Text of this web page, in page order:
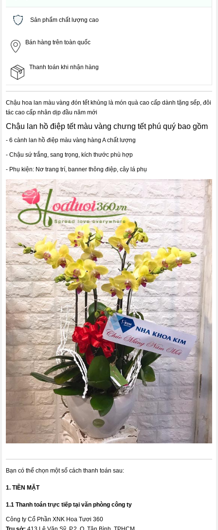
Sản phẩm chất lượng cao
Bán hàng trên toàn quốc
Thanh toán khi nhận hàng
Chậu hoa lan màu vàng đón tết khủng là món quà cao cấp dành tặng sếp, đôi
tác cao cấp nhân dịp đầu năm mới
Chậu lan hồ điệp tết màu vàng chưng tết phú quý bao gồm
- 6 cành lan hồ điệp màu vàng hàng A chất lượng
- Chậu sứ trắng, sang trọng, kích thước phù hợp
- Phụ kiện: Nơ trang trí, banner thông điệp, cây lá phụ
Bạn có thể chọn một số cách thanh toán sau:
1. TIỀN MẶT
1.1 Thanh toán trực tiếp tại văn phòng công ty
Công ty Cổ Phần XNK Hoa Tươi 360